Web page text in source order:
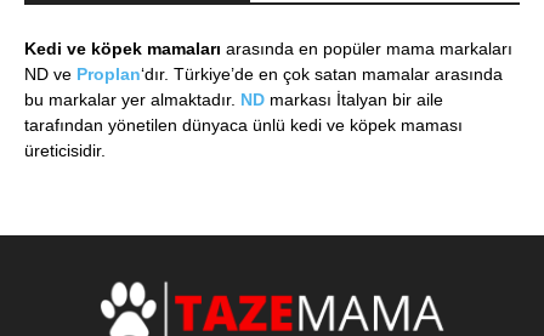
Kedi ve köpek mamaları arasında en popüler mama markaları
ND ve Proplan‘dır. Türkiye’de en çok satan mamalar arasında
bu markalar yer almaktadır. ND markası İtalyan bir aile
tarafından yönetilen dünyaca ünlü kedi ve köpek maması
üreticisidir.